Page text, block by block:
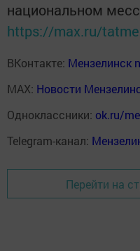
национальном
https://max.ru/
ВКонтакте: Мензелинск
MAX: Новости
Одноклассники: ok.ru/
Telegram-канал:
Перейти на